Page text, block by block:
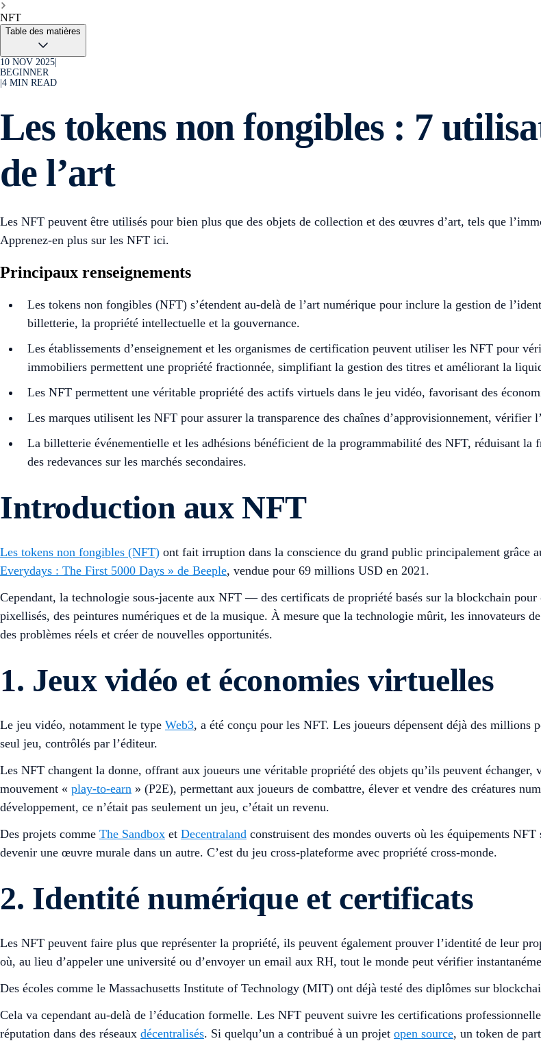
NFT
Table des matières
10 NOV 2025
BEGINNER
4 MIN READ
Les tokens non fongibles : 7
de l’art
Les NFT peuvent être utilisés pour bien plus que des objets de collection et des œuvres d’art, tels que
Apprenez-en plus sur les NFT ici.
Principaux renseignements
Les tokens non fongibles (NFT) s’étendent au-delà de l’art numérique pour inclure la gestion de
billetterie, la propriété intellectuelle et la gouvernance.
Les établissements d’enseignement et les organismes de certification peuvent utiliser les NFT pour
immobiliers permettent une propriété fractionnée, simplifiant la gestion des titres et améliorant la
Les NFT permettent une véritable propriété des actifs virtuels dans le jeu vidéo, favorisant des
Les marques utilisent les NFT pour assurer la transparence des chaînes d’approvisionnement, vérifier
La billetterie événementielle et les adhésions bénéficient de la programmabilité des NFT, réduisant
des redevances sur les marchés secondaires.
Introduction aux NFT
Les tokens non fongibles (NFT) ont fait irruption dans la conscience du grand public principalement grâce
Everydays : The First 5000 Days » de Beeple, vendue pour 69 millions USD en 2021.
Cependant, la technologie sous-jacente aux NFT — des certificats de propriété basés sur la blockchain pour
pixellisés, des peintures numériques et de la musique. À mesure que la technologie mûrit, les innovateurs
des problèmes réels et créer de nouvelles opportunités.
1. Jeux vidéo et économies virtuelles
Le jeu vidéo, notamment le type Web3, a été conçu pour les NFT. Les joueurs dépensent déjà des millions
seul jeu, contrôlés par l’éditeur.
Les NFT changent la donne, offrant aux joueurs une véritable propriété des objets qu’ils peuvent échanger,
mouvement « play-to-earn » (P2E), permettant aux joueurs de combattre, élever et vendre des créatures
développement, ce n’était pas seulement un jeu, c’était un revenu.
Des projets comme The Sandbox et Decentraland construisent des mondes ouverts où les équipements
devenir une œuvre murale dans un autre. C’est du jeu cross-plateforme avec propriété cross-monde.
2. Identité numérique et certificats
Les NFT peuvent faire plus que représenter la propriété, ils peuvent également prouver l’identité de leur
où, au lieu d’appeler une université ou d’envoyer un email aux RH, tout le monde peut vérifier
Des écoles comme le Massachusetts Institute of Technology (MIT) ont déjà testé des diplômes sur
Cela va cependant au-delà de l’éducation formelle. Les NFT peuvent suivre les certifications
réputation dans des réseaux décentralisés. Si quelqu’un a contribué à un projet open source, un token de